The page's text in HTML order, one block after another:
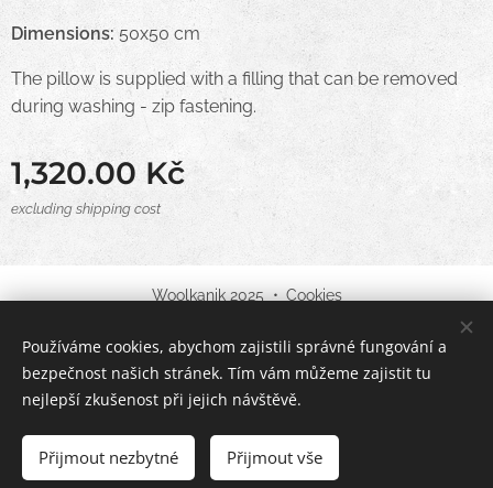
Dimensions:50x50 cm
The pillow is supplied with a filling that can be removed
during washing - zip fastening.
1,320.00Kč
excluding shipping cost
Out of stock
Woolkanik 2025 Cookies
Languages
English
Čeština
Používáme cookies, abychom zajistili správné fungování a
bezpečnost našich stránek. Tím vám můžeme zajistit tu
nejlepší zkušenost při jejich návštěvě.
Přijmout nezbytné Přijmout vše